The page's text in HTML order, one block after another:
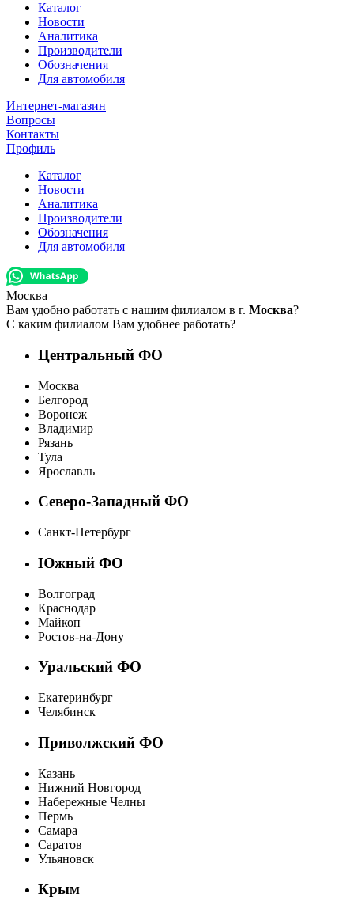
Каталог
Новости
Аналитика
Производители
Обозначения
Для автомобиля
Интернет-магазин
Вопросы
Контакты
Профиль
Каталог
Новости
Аналитика
Производители
Обозначения
Для автомобиля
Москва
Вам удобно работать с нашим филиалом в г. Москва?
С каким филиалом Вам удобнее работать?
Центральный ФО
Москва
Белгород
Воронеж
Владимир
Рязань
Тула
Ярославль
Северо-Западный ФО
Санкт-Петербург
Южный ФО
Волгоград
Краснодар
Майкоп
Ростов-на-Дону
Уральский ФО
Екатеринбург
Челябинск
Приволжский ФО
Казань
Нижний Новгород
Набережные Челны
Пермь
Самара
Саратов
Ульяновск
Крым